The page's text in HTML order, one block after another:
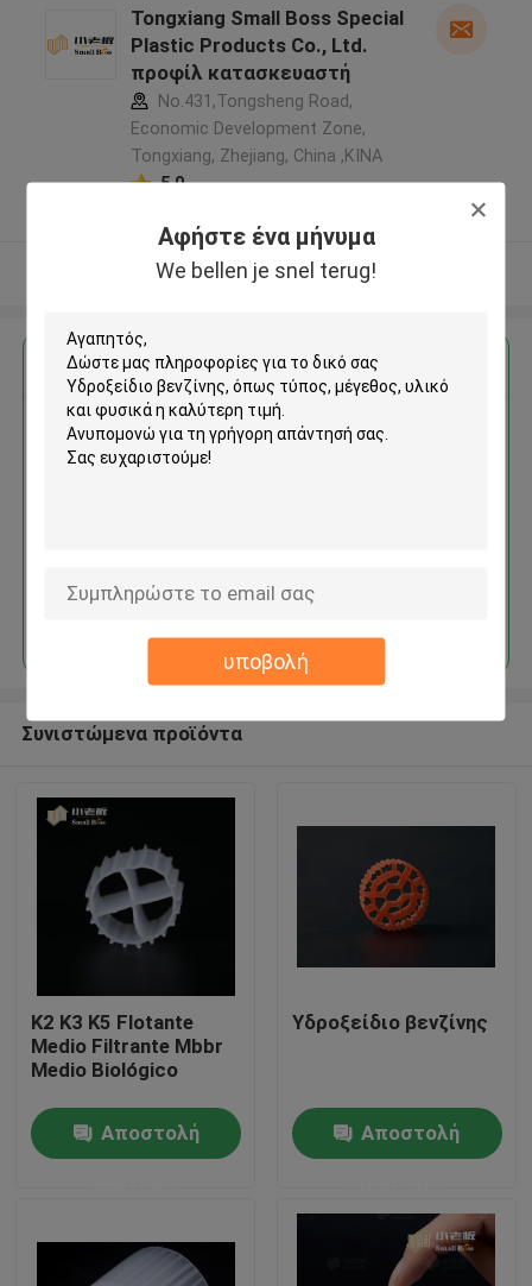
Αφήστε ένα μήνυμα
We bellen je snel terug!
υποβολή
Σπίτι
Περίπου εμείς
Tongxiang Small Boss Special
Plastic Products Co., Ltd.
προφίλ κατασκευαστή
No.431,Tongsheng Road,
Economic Development Zone,
Tongxiang, Zhejiang, China ,ΚΙΝΑ
5.0
Δείτε περισσότερων
Αποκτήστε την καλύτερη τιμή για
Υδροξείδιο βενζίνης
Συνιστώμενα προϊόντα
K2 K3 K5 Flotante
Medio Filtrante Mbbr
Medio Biológico
Αποστολή
Υδροξείδιο βενζίνης
Αποστολή